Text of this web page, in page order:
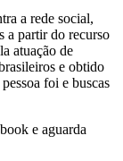
a rede social,
a partir do recurso
atuação de
e obtido
foi e buscas
e aguarda